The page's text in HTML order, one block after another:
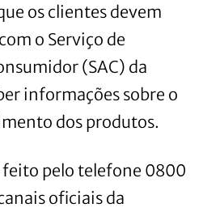
os clientes devem
o Serviço de
(SAC) da
informações sobre o
dos produtos.
feito pelo telefone 0800
oficiais da